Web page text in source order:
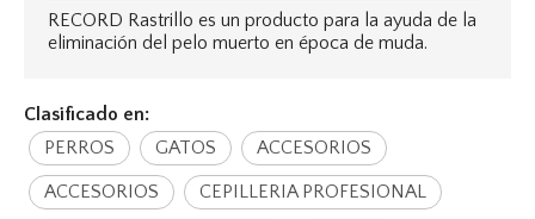
RECORD Rastrillo es un producto para la ayuda de la
eliminación del pelo muerto en época de muda.
Clasificado en:
PERROS
GATOS ACCESORIOS
ACCESORIOS CEPILLERIA PROFESIONAL